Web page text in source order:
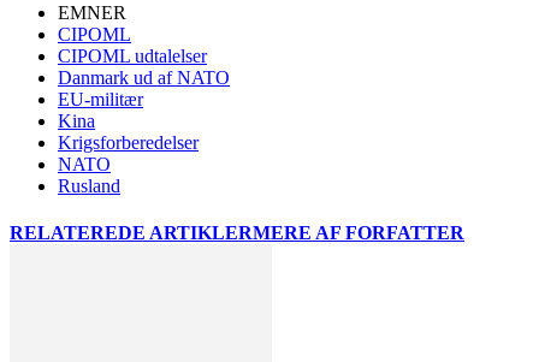
EMNER
CIPOML
CIPOML udtalelser
Danmark ud af NATO
EU-militær
Kina
Krigsforberedelser
NATO
Rusland
RELATEREDE ARTIKLERMERE AF FORFATTER